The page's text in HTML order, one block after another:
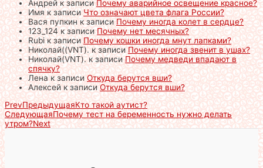
Андрейк записиПочему аварийное освещение красное?
Имяк записиЧто означают цвета флага России?
Вася пупкинк записиПочему иногда колет в сердце?
123_124 к записиПочему нет месячных?
Rubiк записиПочему кошки иногда мнут лапками?
Николай((VNT).к записиПочему иногда звенит в ушах?
Николай(VNT).к записиПочему медведи впадают в
спячку?
Ленак записиОткуда берутся вши?
Алексейк записиОткуда берутся вши?
PrevПредыдущаяКто такой аутист?
СледующаяПочему тест на беременность нужно делать
утром?Next